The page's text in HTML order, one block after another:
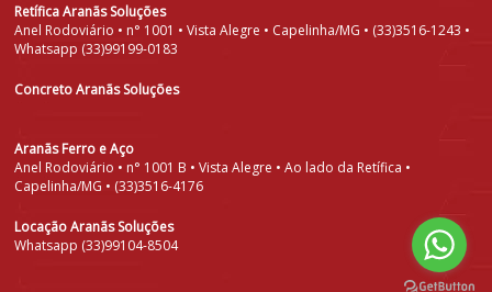
Retífica Aranãs Soluções
Anel Rodoviário • n° 1001 • Vista Alegre • Capelinha/MG • (33)3516-1243 •
Whatsapp (33)99199-0183
Concreto Aranãs Soluções
Aranãs Ferro e Aço
Anel Rodoviário • n° 1001 B • Vista Alegre • Ao lado da Retífica •
Capelinha/MG • (33)3516-4176
Locação Aranãs Soluções
Whatsapp (33)99104-8504